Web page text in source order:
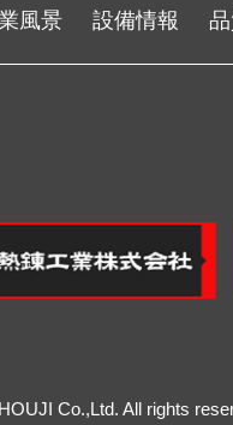
風景 設備情報
Co.,Ltd. All rights